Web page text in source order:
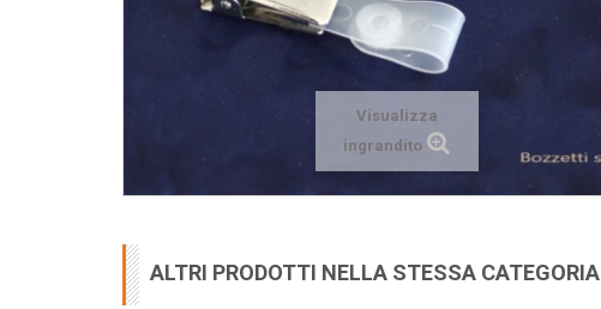
Visualizza
ingrandito
ALTRI PRODOTTI NELLA STESSA CATEGORIA